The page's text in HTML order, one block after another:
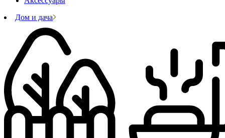
Дом и дача